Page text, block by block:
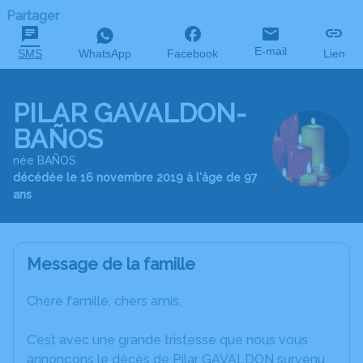
Partager
SMS WhatsApp Facebook E-mail Lien
PILAR GAVALDON-
BAÑOS
née BAÑOS
décédée le 16 novembre 2019 à l'âge de 97
ans
Message de la famille
Chère famille, chers amis,
C’est avec une grande tristesse que nous vous
annonçons le décès de Pilar GAVALDON survenu